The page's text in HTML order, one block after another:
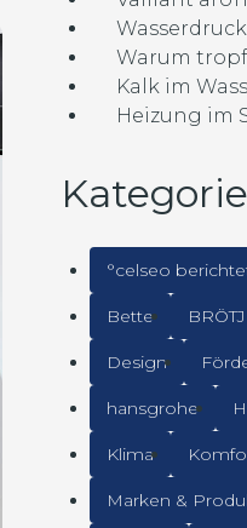
Warum
Kalk im
Heizung im
°celseo
Bette
Design
hansgrohe
Klima
Marken &